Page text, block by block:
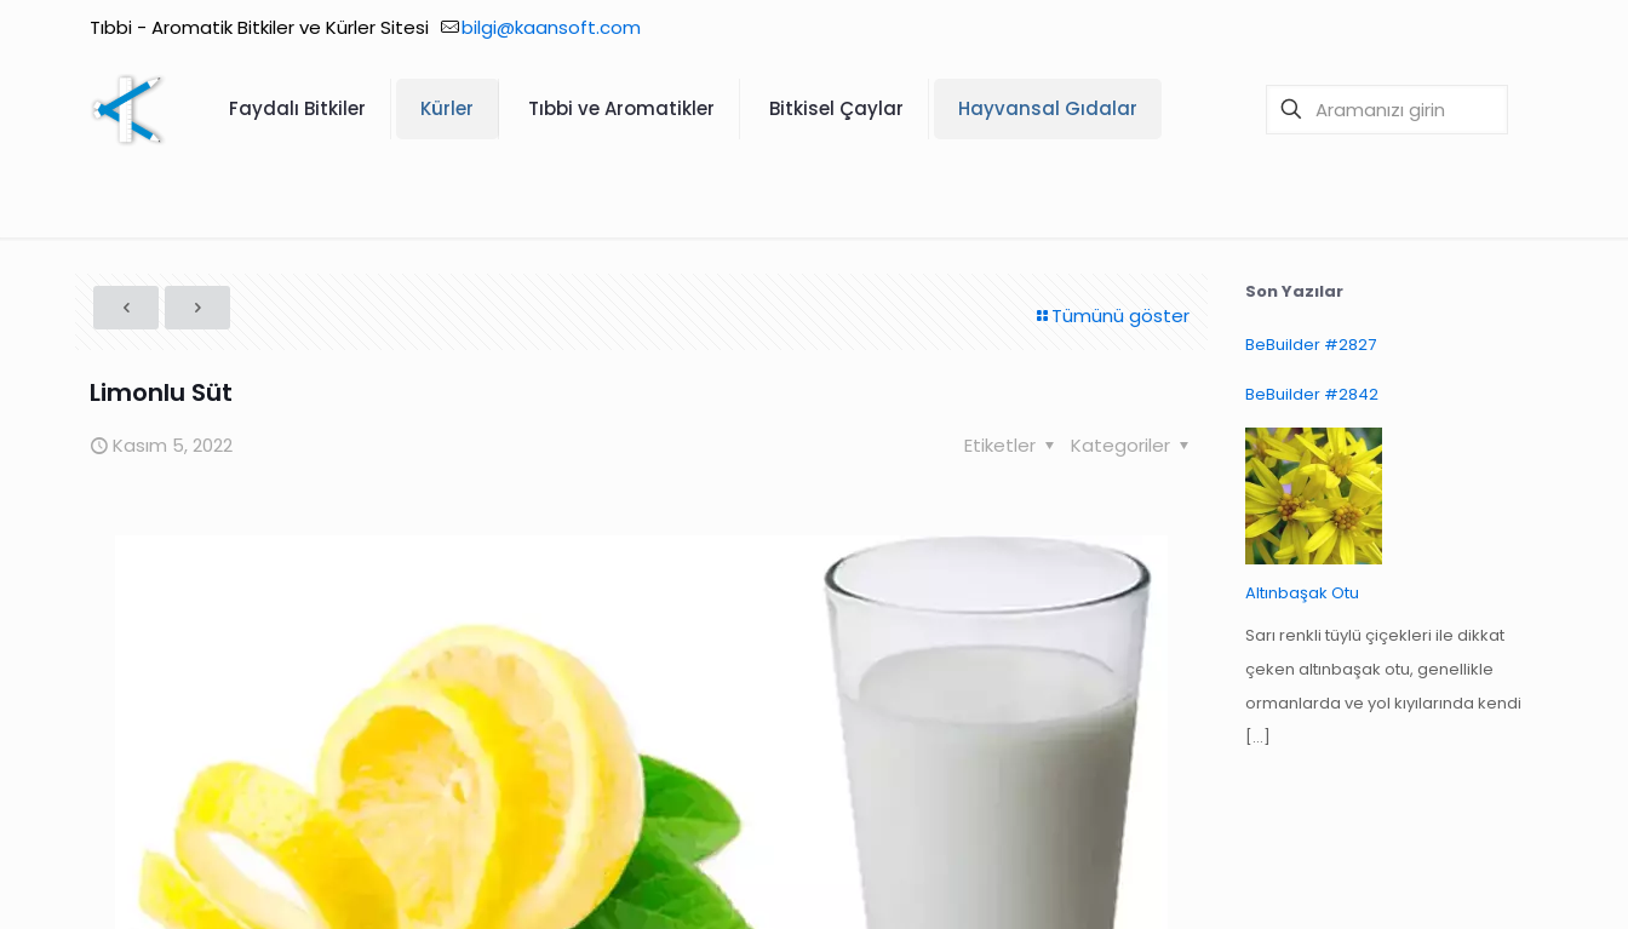
Tıbbi - Aromatik Bitkiler ve Kürler Sitesi bilgi@kaansoft.com
Faydalı Bitkiler Kürler Tıbbi ve Aromatikler Bitkisel Çaylar Hayvansal Gıdalar
Tümünü göster
Limonlu Süt
Kasım 5, 2022 Kategoriler
Etiketler
Son Yazılar
BeBuilder #2827
BeBuilder #2842
Altınbaşak Otu
Sarı renkli tüylü çiçekleri ile dikkat
çeken altınbaşak otu, genellikle
ormanlarda ve yol kıyılarında kendi
[…]